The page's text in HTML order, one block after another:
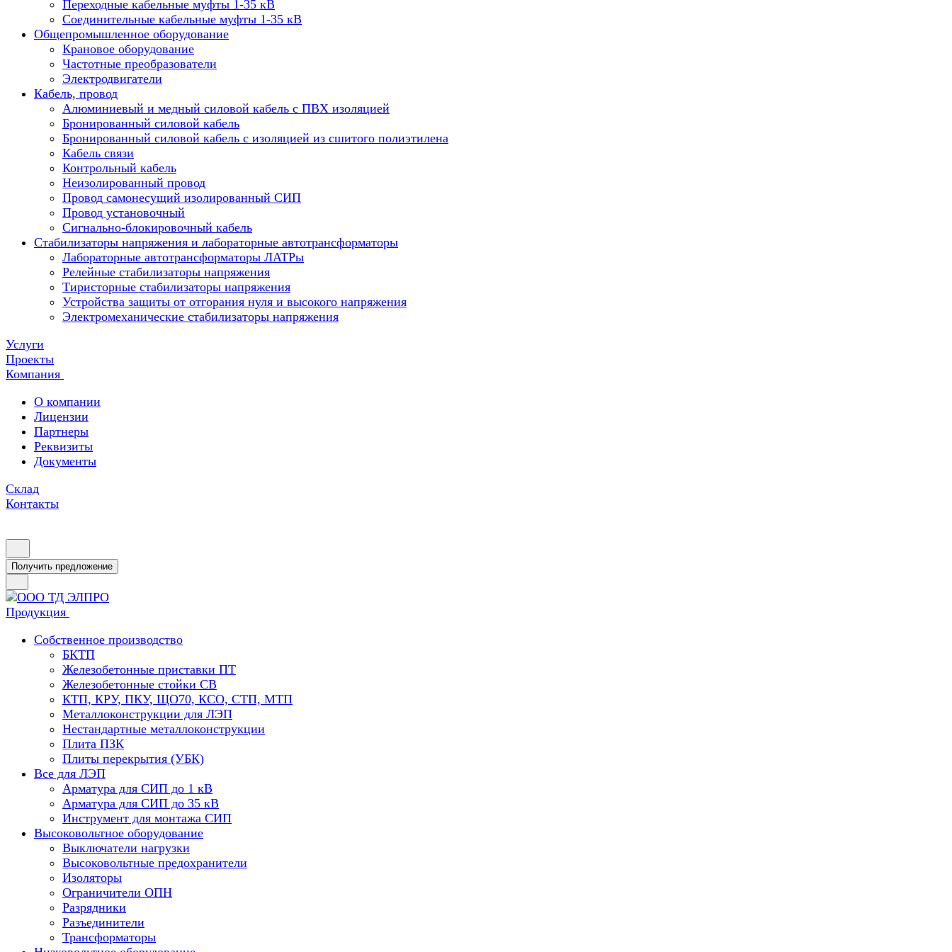
Переходные кабельные муфты 1-35 кВ
Соединительные кабельные муфты 1-35 кВ
Общепромышленное оборудование
Крановое оборудование
Частотные преобразователи
Электродвигатели
Кабель, провод
Алюминиевый и медный силовой кабель с ПВХ изоляцией
Бронированный силовой кабель
Бронированный силовой кабель с изоляцией из сшитого полиэтилена
Кабель связи
Контрольный кабель
Неизолированный провод
Провод самонесущий изолированный СИП
Провод установочный
Сигнально-блокировочный кабель
Стабилизаторы напряжения и лабораторные автотрансформаторы
Лабораторные автотрансформаторы ЛАТРы
Релейные стабилизаторы напряжения
Тиристорные стабилизаторы напряжения
Устройства защиты от отгорания нуля и высокого напряжения
Электромеханические стабилизаторы напряжения
Услуги
Проекты
Компания
О компании
Лицензии
Партнеры
Реквизиты
Документы
Склад
Контакты
Получить предложение
Продукция
Собственное производство
БКТП
Железобетонные приставки ПТ
Железобетонные стойки СВ
КТП, КРУ, ПКУ, ЩО70, КСО, СТП, МТП
Металлоконструкции для ЛЭП
Нестандартные металлоконструкции
Плита ПЗК
Плиты перекрытия (УБК)
Все для ЛЭП
Арматура для СИП до 1 кВ
Арматура для СИП до 35 кВ
Инструмент для монтажа СИП
Высоковольтное оборудование
Выключатели нагрузки
Высоковольтные предохранители
Изоляторы
Ограничители ОПН
Разрядники
Разъединители
Трансформаторы